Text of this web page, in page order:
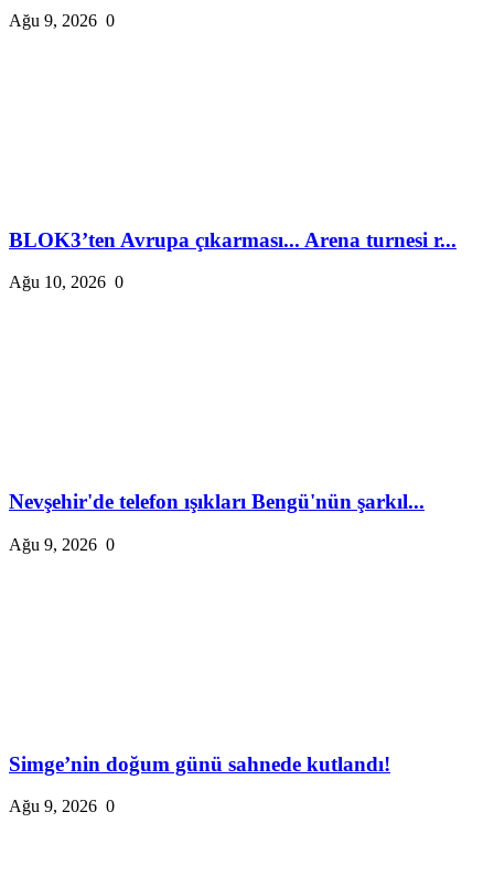
Ağu 9, 2026 0
BLOK3’ten Avrupa çıkarması... Arena turnesi r...
Ağu 10, 2026 0
Nevşehir'de telefon ışıkları Bengü'nün şarkıl...
Ağu 9, 2026 0
Simge’nin doğum günü sahnede kutlandı!
Ağu 9, 2026 0